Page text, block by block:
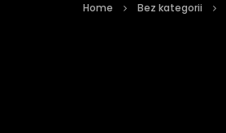
Home Bez kategorii